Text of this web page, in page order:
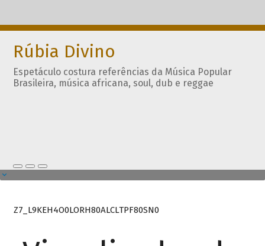
Rúbia Divino
Espetáculo costura referências da Música Popular
Brasileira, música africana, soul, dub e reggae
Z7_L9KEH4O0LORH80ALCLTPF80SN0